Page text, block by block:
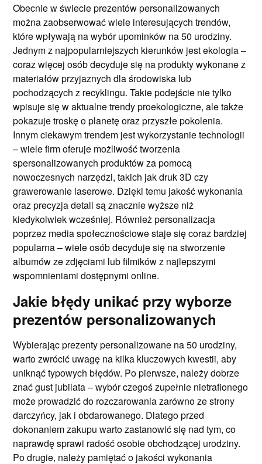
Obecnie w świecie prezentów personalizowanych
można zaobserwować wiele interesujących trendów,
które wpływają na wybór upominków na 50 urodziny.
Jednym z najpopularniejszych kierunków jest ekologia –
coraz więcej osób decyduje się na produkty wykonane z
materiałów przyjaznych dla środowiska lub
pochodzących z recyklingu. Takie podejście nie tylko
wpisuje się w aktualne trendy proekologiczne, ale także
pokazuje troskę o planetę oraz przyszłe pokolenia.
Innym ciekawym trendem jest wykorzystanie technologii
– wiele firm oferuje możliwość tworzenia
spersonalizowanych produktów za pomocą
nowoczesnych narzędzi, takich jak druk 3D czy
grawerowanie laserowe. Dzięki temu jakość wykonania
oraz precyzja detali są znacznie wyższe niż
kiedykolwiek wcześniej. Również personalizacja
poprzez media społecznościowe staje się coraz bardziej
popularna – wiele osób decyduje się na stworzenie
albumów ze zdjęciami lub filmików z najlepszymi
wspomnieniami dostępnymi online.
Jakie błędy unikać przy wyborze
prezentów personalizowanych
Wybierając prezenty personalizowane na 50 urodziny,
warto zwrócić uwagę na kilka kluczowych kwestii, aby
uniknąć typowych błędów. Po pierwsze, należy dobrze
znać gust jubilata – wybór czegoś zupełnie nietrafionego
może prowadzić do rozczarowania zarówno ze strony
darczyńcy, jak i obdarowanego. Dlatego przed
dokonaniem zakupu warto zastanowić się nad tym, co
naprawdę sprawi radość osobie obchodzącej urodziny.
Po drugie, należy pamiętać o jakości wykonania